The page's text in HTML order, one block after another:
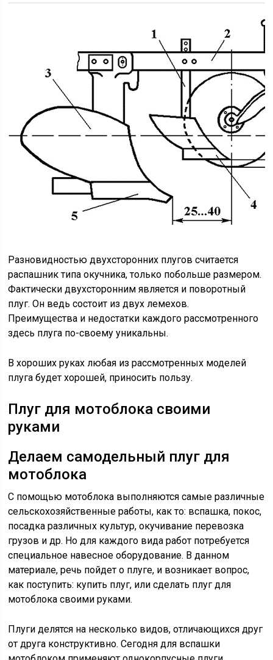
Разновидностью двухсторонних плугов считается
распашник типа окучника, только побольше размером.
Фактически двухсторонним является и поворотный
плуг. Он ведь состоит из двух лемехов.
Преимущества и недостатки каждого рассмотренного
здесь плуга по-своему уникальны.
В хороших руках любая из рассмотренных моделей
плуга будет хорошей, приносить пользу.
Плуг для мотоблока своими
руками
Делаем самодельный плуг для
мотоблока
С помощью мотоблока выполняются самые различные
сельскохозяйственные работы, как то: вспашка, покос,
посадка различных культур, окучивание перевозка
грузов и др. Но для каждого вида работ потребуется
специальное навесное оборудование. В данном
материале, речь пойдет о плуге, и возникает вопрос,
как поступить: купить плуг, или сделать плуг для
мотоблока своими руками.
Плуги делятся на несколько видов, отличающихся друг
от друга конструктивно. Сегодня для вспашки